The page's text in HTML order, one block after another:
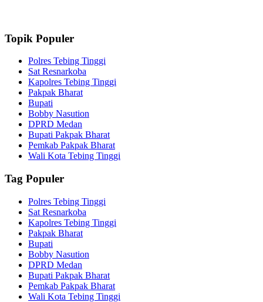
Topik Populer
Polres Tebing Tinggi
Sat Resnarkoba
Kapolres Tebing Tinggi
Pakpak Bharat
Bupati
Bobby Nasution
DPRD Medan
Bupati Pakpak Bharat
Pemkab Pakpak Bharat
Wali Kota Tebing Tinggi
Tag Populer
Polres Tebing Tinggi
Sat Resnarkoba
Kapolres Tebing Tinggi
Pakpak Bharat
Bupati
Bobby Nasution
DPRD Medan
Bupati Pakpak Bharat
Pemkab Pakpak Bharat
Wali Kota Tebing Tinggi